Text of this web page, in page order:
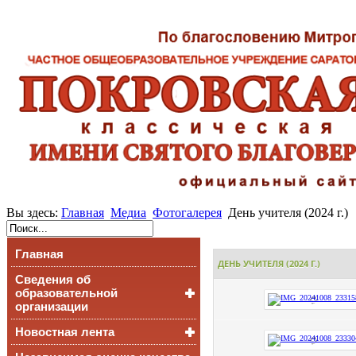
Вы здесь: Главная Медиа Фотогалерея День учителя (2024 г.)
Главная
Сведения об
образовательной
организации
Основные сведения
Структура и органы
Новостная лента
ДЕНЬ УЧИТЕЛЯ (2024 Г.)